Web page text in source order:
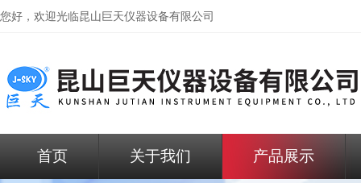
您好，欢迎光临昆山巨天仪器设备有限公司
首页 关于我们 产品展示